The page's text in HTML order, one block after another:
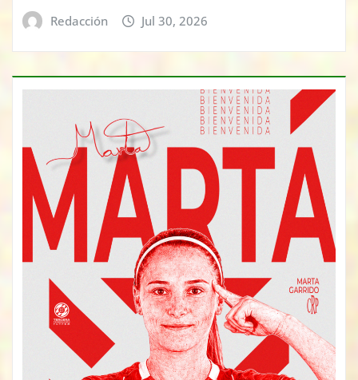
Redacción Jul 30, 2026